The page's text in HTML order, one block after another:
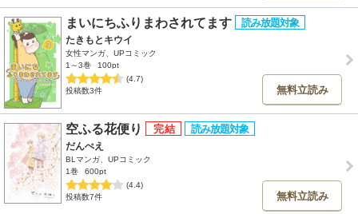
まいにちふりまわされてます
たきもとキウイ
女性マンガ、UPコミック
1～3巻
100pt
(4.7)
投稿数3件
無料立読み
空ふる花便り
だんぺえ
BLマンガ、UPコミック
1巻
600pt
(4.4)
投稿数7件
無料立読み